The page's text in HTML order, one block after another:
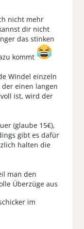
nicht mehr
dir nicht
das stinken
kommt
Windel einzeln
einen langen
ist, wird der
(glaube 15€),
gibt es dafür
halten die
man den
Überzüge aus
im